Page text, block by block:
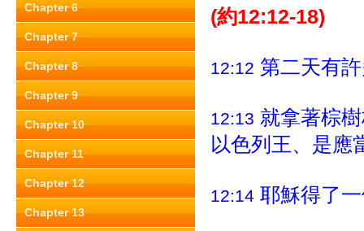
Chapter 6
Chapter 7
Chapter 8
Chapter 9
Chapter 10
Chapter 11
Chapter 12
Chapter 13
(約12:12-18)
12:12 第二天有
12:13 就拿著棕
以色列王、是應
12:14 耶穌得了